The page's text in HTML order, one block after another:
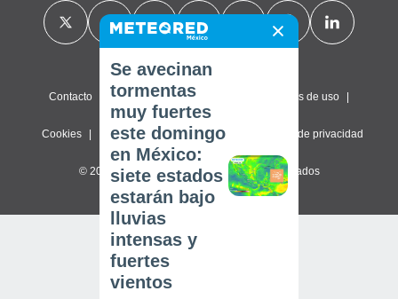
Contacto Sobre nosotros Términos de uso
Cookies Política de privacidad Configuración de privacidad
© 2026 Meteored. Todos los derechos reservados
Se avecinan
tormentas
muy fuertes
este domingo
en México:
siete estados
estarán bajo
lluvias
intensas y
fuertes
vientos